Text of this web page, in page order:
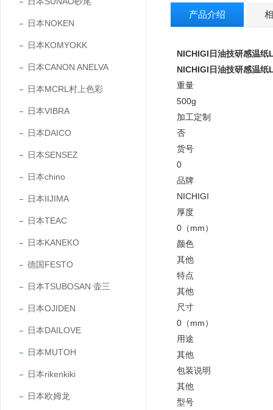
日本NOKEN
日本KOMYOKK
日本CANON ANELVA
日本MCRL村上色彩
日本VIBRA
日本DAICO
日本SENSEZ
日本chino
日本IIJIMA
日本TEAC
日本KANEKO
德国FESTO
日本TSUBOSAN 壶三
日本OJIDEN
日本DAILOVE
日本MUTOH
日本rikenkiki
日本欧姆龙
产品介绍
NICHIGI日油技研感温纸
NICHIGI日油技研感温纸
重量
500g
加工定制
否
货号
0
品牌
NICHIGI
厚度
0（mm）
颜色
其他
特点
其他
尺寸
0（mm）
用途
其他
包装说明
其他
型号